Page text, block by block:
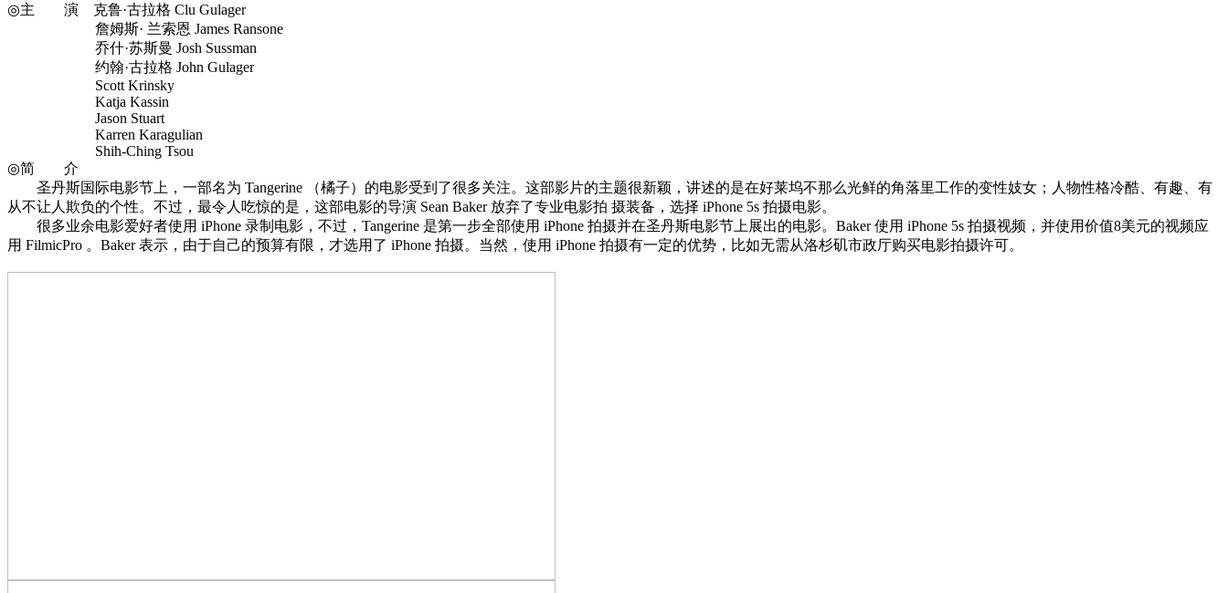
◎主 演 克鲁·古拉格 Clu Gulager
詹姆斯· 兰索恩 James Ransone
乔什·苏斯曼 Josh Sussman
约翰·古拉格 John Gulager
Scott Krinsky
Katja Kassin
Jason Stuart
Karren Karagulian
Shih-Ching Tsou
◎简 介
圣丹斯国际电影节上，一部名为 Tangerine （橘子）的电影受到了很多关注。这部影片的主题很新颖，讲述的是在好莱坞不那么光鲜的角落里工作的变性妓女；人物性格冷酷、有趣、有
从不让人欺负的个性。不过，最令人吃惊的是，这部电影的导演 Sean Baker 放弃了专业电影拍 摄装备，选择 iPhone 5s 拍摄电影。
很多业余电影爱好者使用 iPhone 录制电影，不过，Tangerine 是第一步全部使用 iPhone 拍摄并在圣丹斯电影节上展出的电影。Baker 使用 iPhone 5s 拍摄视频，并使用价值8美元的视频应
用 FilmicPro 。Baker 表示，由于自己的预算有限，才选用了 iPhone 拍摄。当然，使用 iPhone 拍摄有一定的优势，比如无需从洛杉矶市政厅购买电影拍摄许可。